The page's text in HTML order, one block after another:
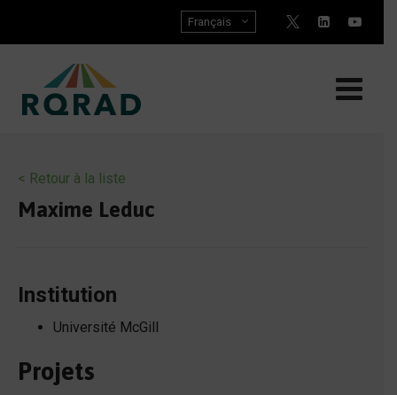
Français
< Retour à la liste
Maxime Leduc
Institution
Université McGill
Projets